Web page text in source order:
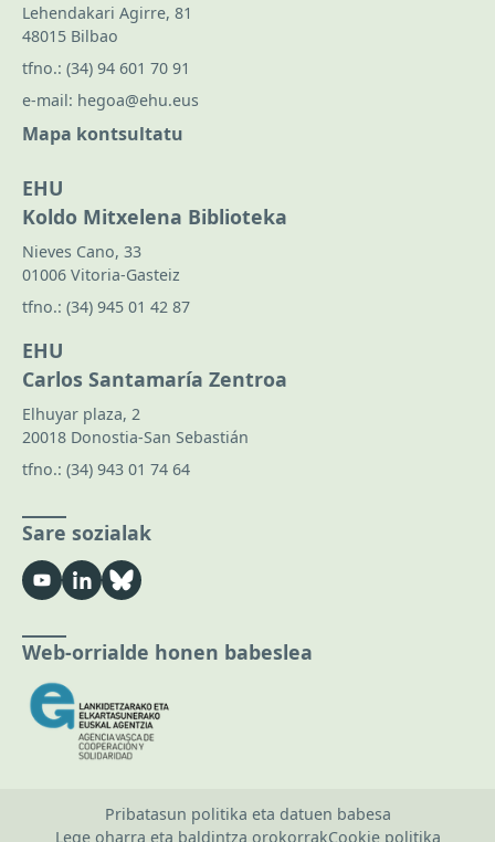
Lehendakari Agirre, 81
48015 Bilbao
tfno.: (34) 94 601 70 91
e-mail: hegoa@ehu.eus
Mapa kontsultatu
EHU
Koldo Mitxelena Biblioteka
Nieves Cano, 33
01006 Vitoria-Gasteiz
tfno.: (34) 945 01 42 87
EHU
Carlos Santamaría Zentroa
Elhuyar plaza, 2
20018 Donostia-San Sebastián
tfno.: (34) 943 01 74 64
Sare sozialak
Web-orrialde honen babeslea
Pribatasun politika eta datuen babesa
Lege oharra eta baldintza orokorrakCookie politika